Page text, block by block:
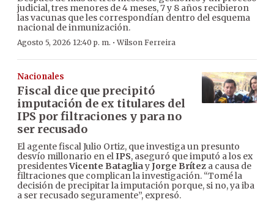
judicial, tres menores de 4 meses, 7 y 8 años recibieron
las vacunas que les correspondían dentro del esquema
nacional de inmunización.
Agosto 5, 2026 12:40 p. m. ·Wilson Ferreira
Nacionales
Fiscal dice que precipitó
imputación de ex titulares del
IPS por filtraciones y para no
ser recusado
El agente fiscal Julio Ortiz, que investiga un presunto
desvío millonario en elIPS, aseguró que imputó a los ex
presidentesVicente BatagliayJorge Brítez a causa de
filtraciones que complican la investigación. “Tomé la
decisión de precipitar la imputación porque, si no, ya iba
a ser recusado seguramente”, expresó.